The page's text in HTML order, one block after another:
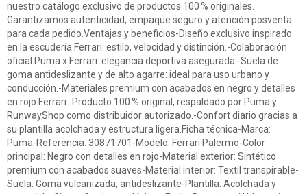
nuestro catálogo exclusivo de productos 100 % originales.
Garantizamos autenticidad, empaque seguro y atención posventa
para cada pedido.Ventajas y beneficios-Diseño exclusivo inspirado
en la escudería Ferrari: estilo, velocidad y distinción.-Colaboración
oficial Puma x Ferrari: elegancia deportiva asegurada.-Suela de
goma antideslizante y de alto agarre: ideal para uso urbano y
conducción.-Materiales premium con acabados en negro y detalles
en rojo Ferrari.-Producto 100 % original, respaldado por Puma y
RunwayShop como distribuidor autorizado.-Confort diario gracias a
su plantilla acolchada y estructura ligera.Ficha técnica-Marca:
Puma-Referencia: 30871701-Modelo: Ferrari Palermo-Color
principal: Negro con detalles en rojo-Material exterior: Sintético
premium con acabados suaves-Material interior: Textil transpirable-
Suela: Goma vulcanizada, antideslizante-Plantilla: Acolchada y